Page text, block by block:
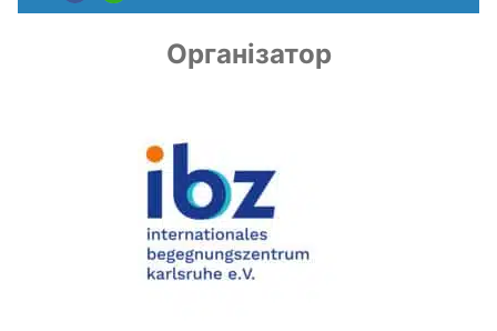
Організатор